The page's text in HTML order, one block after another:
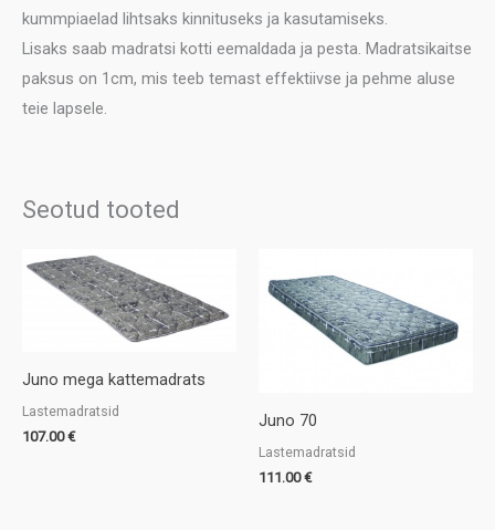
kummpiaelad lihtsaks kinnituseks ja kasutamiseks.
Lisaks saab madratsi kotti eemaldada ja pesta. Madratsikaitse
paksus on 1cm, mis teeb temast effektiivse ja pehme aluse
teie lapsele.
Seotud tooted
Juno mega kattemadrats
Lastemadratsid
107.00€
Juno 70
Lastemadratsid
111.00€